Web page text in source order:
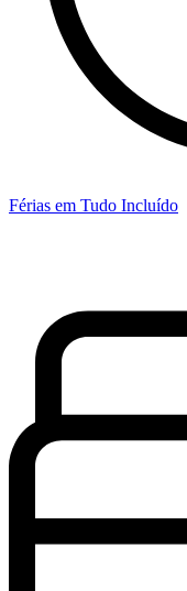
Férias em Tudo Incluído